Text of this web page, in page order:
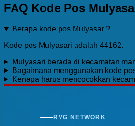
FAQ Kode Pos
Berapa kode pos Mulyasari?
Kode pos Mulyasari adalah 44162.
Mulyasari berada di kecamatan
Bagaimana menggunakan kode
Kenapa harus mencocokkan
RVG NETWORK